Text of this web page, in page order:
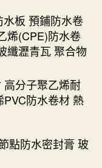
板 預鋪防水卷
烯(CPE)防水卷
纖瀝青瓦 聚合物
分子聚乙烯耐
防水卷材 熱
點防水密封膏 玻